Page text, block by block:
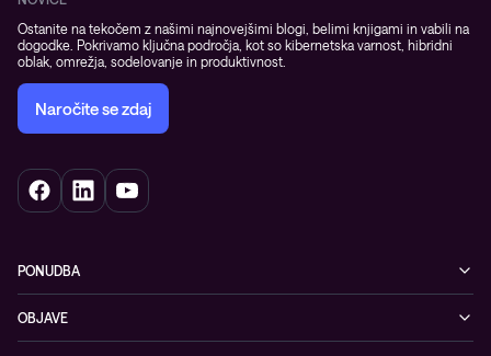
Ostanite na tekočem z našimi najnovejšimi blogi, belimi knjigami in vabili na
dogodke. Pokrivamo ključna področja, kot so kibernetska varnost, hibridni
oblak, omrežja, sodelovanje in produktivnost.
Naročite se zdaj
PONUDBA
Omrežje
OBJAVE